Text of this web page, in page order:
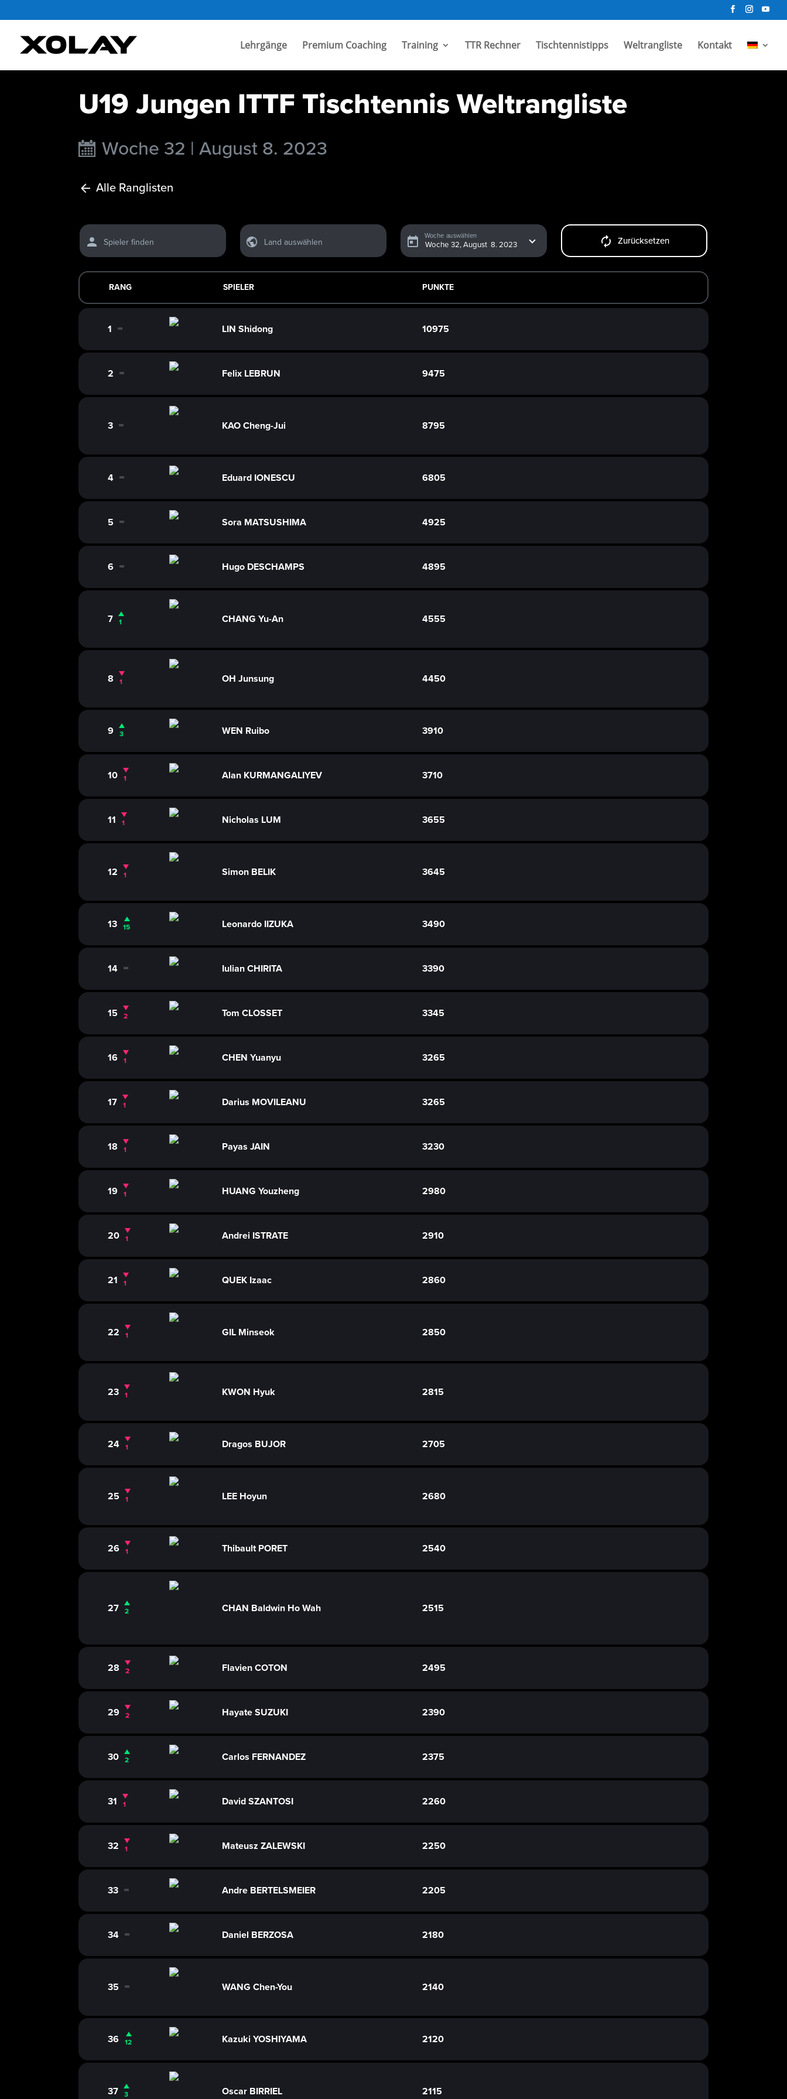
Lehrgänge Premium Coaching Training TTR Rechner Tischtennistipps Weltrangliste Kontakt
U19 Jungen ITTF Tischtennis Weltrangliste
Woche 32 | August 8. 2023
Alle Ranglisten
Spieler finden Land auswählen
Woche auswählen Zurücksetzen
RANG SPIELER PUNKTE
1 0 LIN Shidong 10975
2 0 Felix LEBRUN 9475
3 0 KAO Cheng-Jui 8795
4 0 Eduard IONESCU 6805
5 0 Sora MATSUSHIMA 4925
6 0 Hugo DESCHAMPS 4895
7 1 CHANG Yu-An 4555
8 1 OH Junsung 4450
9 3 WEN Ruibo 3910
10 1 Alan KURMANGALIYEV 3710
11 1 Nicholas LUM 3655
12 1 Simon BELIK 3645
13 15 Leonardo IIZUKA 3490
14 0 Iulian CHIRITA 3390
15 2 Tom CLOSSET 3345
16 1 CHEN Yuanyu 3265
17 1 Darius MOVILEANU 3265
18 1 Payas JAIN 3230
19 1 HUANG Youzheng 2980
20 1 Andrei ISTRATE 2910
21 1 QUEK Izaac 2860
22 1 GIL Minseok 2850
23 1 KWON Hyuk 2815
24 1 Dragos BUJOR 2705
25 1 LEE Hoyun 2680
26 1 Thibault PORET 2540
27 2 CHAN Baldwin Ho Wah 2515
28 2 Flavien COTON 2495
29 2 Hayate SUZUKI 2390
30 2 Carlos FERNANDEZ 2375
31 1 David SZANTOSI 2260
32 1 Mateusz ZALEWSKI 2250
33 0 Andre BERTELSMEIER 2205
34 0 Daniel BERZOSA 2180
35 0 WANG Chen-You 2140
36 12 Kazuki YOSHIYAMA 2120
37 3 Oscar BIRRIEL 2115